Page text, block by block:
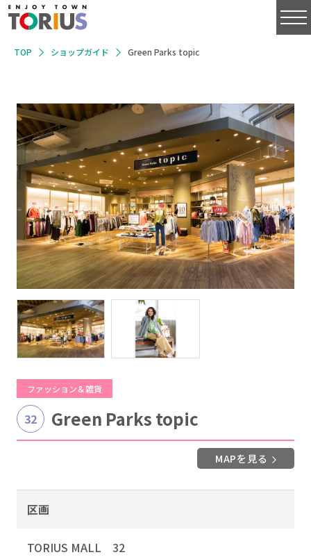
TOP ショップガイド Green Parks topic
ファッション＆雑貨
32 Green Parks topic
MAPを見る
区画
TORIUS MALL 32